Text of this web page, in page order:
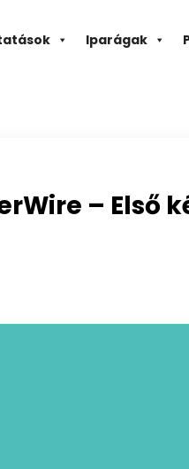
Iparágak
– Első